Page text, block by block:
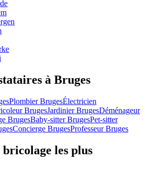
à Bruges
Plombier BrugesÉlectricien
BrugesJardinier BrugesDéménageur
BrugesBaby-sitter BrugesPet-sitter
Concierge BrugesProfesseur Bruges
bricolage les plus